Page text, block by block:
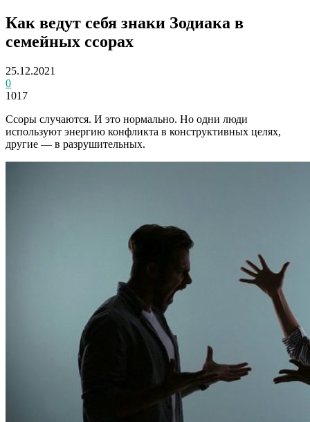
Как ведут себя знаки Зодиака в
семейных ссорах
25.12.2021
0
1017
Ссоры случаются. И это нормально. Но одни люди
используют энергию конфликта в конструктивных целях,
другие — в разрушительных.